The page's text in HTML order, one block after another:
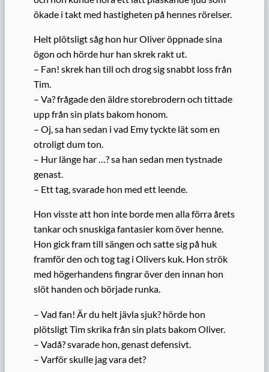
ökade i takt med hastigheten på hennes rörelser.
Helt plötsligt såg hon hur Oliver öppnade sina
ögon och hörde hur han skrek rakt ut.
– Fan! skrek han till och drog sig snabbt loss från
Tim.
– Va? frågade den äldre storebrodern och tittade
upp från sin plats bakom honom.
– Oj, sa han sedan i vad Emy tyckte lät som en
otroligt dum ton.
– Hur länge har …? sa han sedan men tystnade
genast.
– Ett tag, svarade hon med ett leende.
Hon visste att hon inte borde men alla förra årets
tankar och snuskiga fantasier kom över henne.
Hon gick fram till sängen och satte sig på huk
framför den och tog tag i Olivers kuk. Hon strök
med högerhandens fingrar över den innan hon
slöt handen och började runka.
– Vad fan! Är du helt jävla sjuk? hörde hon
plötsligt Tim skrika från sin plats bakom Oliver.
– Vadå? svarade hon, genast defensivt.
– Varför skulle jag vara det?